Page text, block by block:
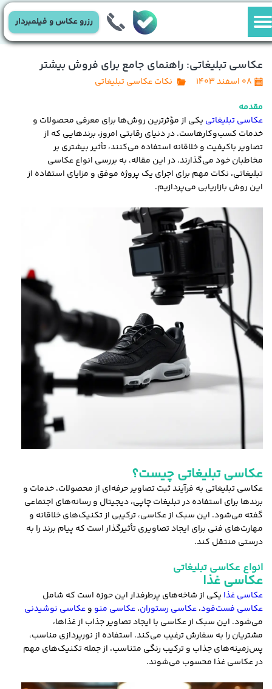
رزرو عکاس و فیلمبردار
عکاسی تبلیغاتی: راهنمای جامع برای فروش بیشتر
۰۸ اسفند ۱۴۰۳
نکات عکاسی تبلیغاتی
مقدمه
عکاسی تبلیغاتی یکی از مؤثرترین روش‌ها برای معرفی محصولات و
خدمات کسب‌وکارهاست. در دنیای رقابتی امروز، برندهایی که از
تصاویر باکیفیت و خلاقانه استفاده می‌کنند، تأثیر بیشتری بر
مخاطبان خود می‌گذارند. در این مقاله، به بررسی انواع عکاسی
تبلیغاتی، نکات مهم برای اجرای یک پروژه موفق و مزایای استفاده از
این روش بازاریابی می‌پردازیم.
عکاسی تبلیغاتی چیست؟
عکاسی تبلیغاتی به فرآیند ثبت تصاویر حرفه‌ای از محصولات، خدمات و
برندها برای استفاده در تبلیغات چاپی، دیجیتال و رسانه‌های اجتماعی
گفته می‌شود. این سبک از عکاسی، ترکیبی از تکنیک‌های خلاقانه و
مهارت‌های فنی برای ایجاد تصاویری تأثیرگذار است که پیام برند را به
درستی منتقل کند.
انواع عکاسی تبلیغاتی
عکاسی غذا
عکاسی غذا یکی از شاخه‌های پرطرفدار این حوزه است که شامل
عکاسی فست‌فود،عکاسی رستوران،عکاسی منو وعکاسی نوشیدنی
می‌شود. این سبک از عکاسی با ایجاد تصاویر جذاب از غذاها،
مشتریان را به سفارش ترغیب می‌کند. استفاده از نورپردازی مناسب،
پس‌زمینه‌های جذاب و ترکیب رنگی متناسب، از جمله تکنیک‌های مهم
در عکاسی غذا محسوب می‌شوند.